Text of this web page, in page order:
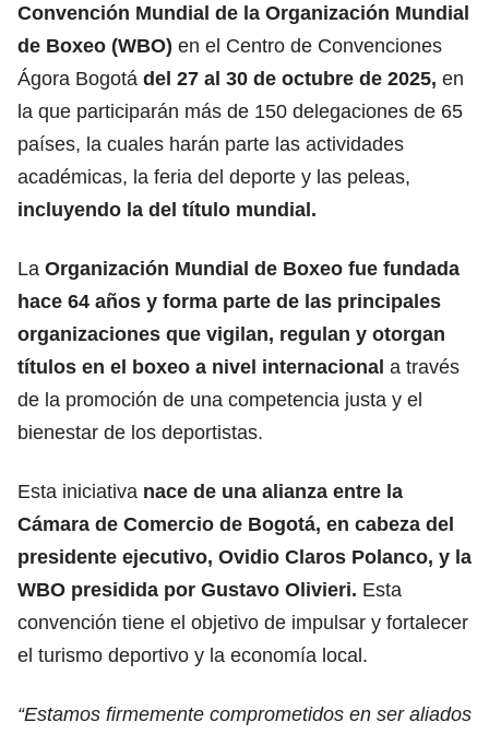
Convención Mundial de la Organización Mundial
de Boxeo (WBO) en el Centro de Convenciones
Ágora Bogotá del 27 al 30 de octubre de 2025, en
la que participarán más de 150 delegaciones de 65
países, la cuales harán parte las actividades
académicas, la feria del deporte y las peleas,
incluyendo la del título mundial.
La Organización Mundial de Boxeo fue fundada
hace 64 años y forma parte de las principales
organizaciones que vigilan, regulan y otorgan
títulos en el boxeo a nivel internacional a través
de la promoción de una competencia justa y el
bienestar de los deportistas.
Esta iniciativa nace de una alianza entre la
Cámara de Comercio de Bogotá, en cabeza del
presidente ejecutivo, Ovidio Claros Polanco, y la
WBO presidida por Gustavo Olivieri. Esta
convención tiene el objetivo de impulsar y fortalecer
el turismo deportivo y la economía local.
“Estamos firmemente comprometidos en ser aliados